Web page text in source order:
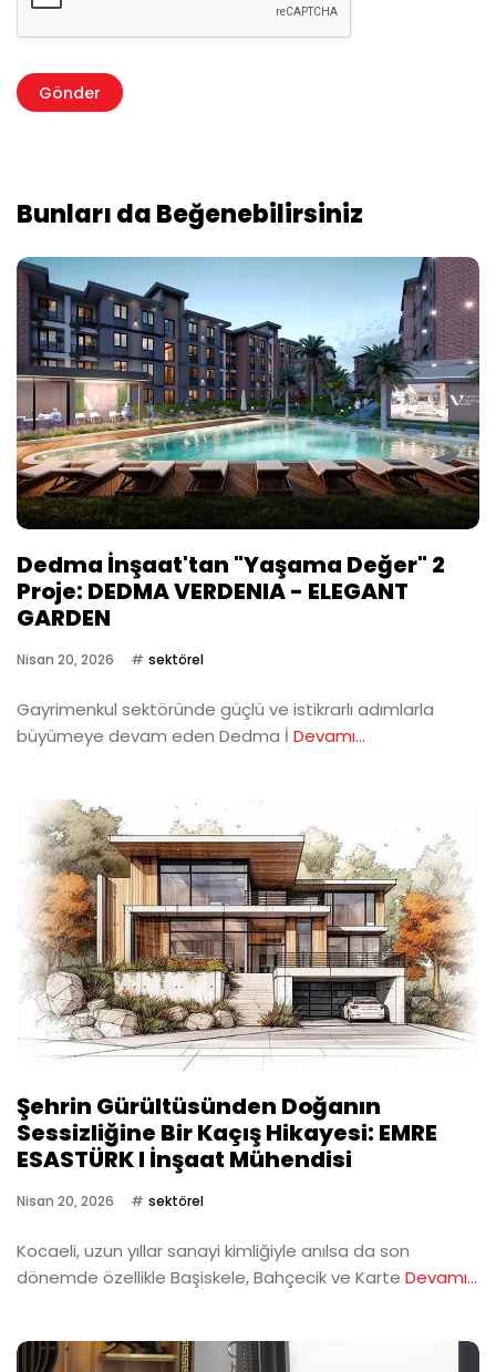
Bunları da Beğenebilirsiniz
Dedma İnşaat'tan "Yaşama Değer" 2
Proje: DEDMA VERDENIA - ELEGANT
GARDEN
Nisan 20, 2026 sektörel
Gayrimenkul sektöründe güçlü ve istikrarlı adımlarla
büyümeye devam eden Dedma İ Devamı...
Şehrin Gürültüsünden Doğanın
Sessizliğine Bir Kaçış Hikayesi: EMRE
ESASTÜRK I İnşaat Mühendisi
Nisan 20, 2026 sektörel
Kocaeli, uzun yıllar sanayi kimliğiyle anılsa da son
dönemde özellikle Başiskele, Bahçecik ve Karte Devamı...